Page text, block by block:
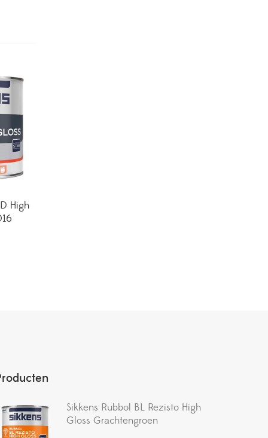
High
Sikkens Rubbol BL Rezisto High
Gloss Grachtengroen